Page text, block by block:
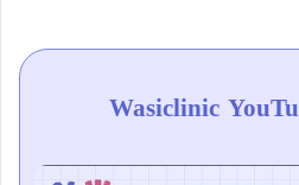
Wasiclinic